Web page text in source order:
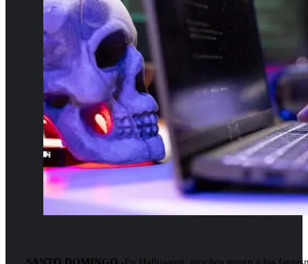
SANTO DOMINGO.-En Halloween, muchos temen a los